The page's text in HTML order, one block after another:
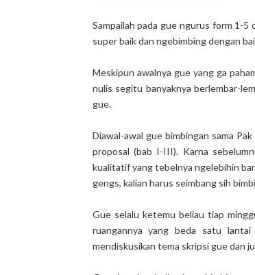
Sampailah pada gue ngurus form 1-
super baik dan ngebimbing dengan
Meskipun awalnya gue yang ga
nulis segitu banyaknya berlembar-
gue.
Diawal-awal gue bimbingan sama
proposal (bab I-III). Karna
kualitatif yang tebelnya ngelebihin
gengs, kalian harus seimbang sih
Gue selalu ketemu beliau tiap
ruangannya yang beda satu lantai
mendiskusikan tema skripsi gue dan